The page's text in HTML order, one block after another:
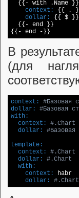
    context:
    dollar:
{{ $ }}
  {{- end }}
В
(для
context:
#Базовая
dollar:
#Базовая
with:
  context:
#.Chart
  dollar:
#Базовая
template:
  context:
#.Chart
  dollar:
#.Chart
  with:
    context:
    dollar:
#.Chart